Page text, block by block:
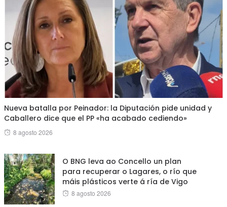
Nueva batalla por Peinador: la Diputación pide unidad y
Caballero dice que el PP «ha acabado cediendo»
Posted
8 agosto 2026
O BNG leva ao Concello un plan
para recuperar o Lagares, o río que
máis plásticos verte á ría de Vigo
Posted
8 agosto 2026